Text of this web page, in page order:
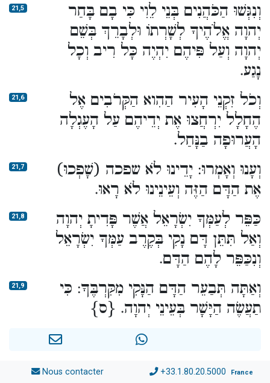
21,5
וְנִגְּשׁוּ הַכֹּהֲנִים בְּנֵי לֵוִי כִּי בָם בָּחַר
יְהוָה אֱלֹהֶיךָ לְשָׁרְתוֹ וּלְבָרֵךְ בְּשֵׁם
יְהוָה וְעַל פִּיהֶם יִהְיֶה כָּל רִיב וְכָל
נָגַע.
21,6
וְכֹל זִקְנֵי הָעִיר הַהִוא הַקְּרֹבִים אֶל
הֶחָלָל יִרְחֲצוּ אֶת יְדֵיהֶם עַל הָעֶגְלָה
הָעֲרוּפָה בַנָּחַל.
21,7
וְעָנוּ וְאָמְרוּ: יָדֵינוּ לֹא שפכה (שָׁפְכוּ)
אֶת הַדָּם הַזֶּה וְעֵינֵינוּ לֹא רָאוּ.
21,8
כַּפֵּר לְעַמְּךָ יִשְׂרָאֵל אֲשֶׁר פָּדִיתָ יְהוָה
וְאַל תִּתֵּן דָּם נָקִי בְּקֶרֶב עַמְּךָ יִשְׂרָאֵל
וְנִכַּפֵּר לָהֶם הַדָּם.
21,9
וְאַתָּה תְּבַעֵר הַדָּם הַנָּקִי מִקִּרְבֶּךָ: כִּי
תַעֲשֶׂה הַיָּשָׁר בְּעֵינֵי יְהוָה. {ס}
Nous contacter +33.1.80.20.5000 France